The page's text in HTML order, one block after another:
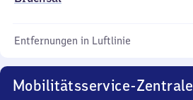
Entfernungen in Luftlinie
Mobilitätsservice-Zentrale